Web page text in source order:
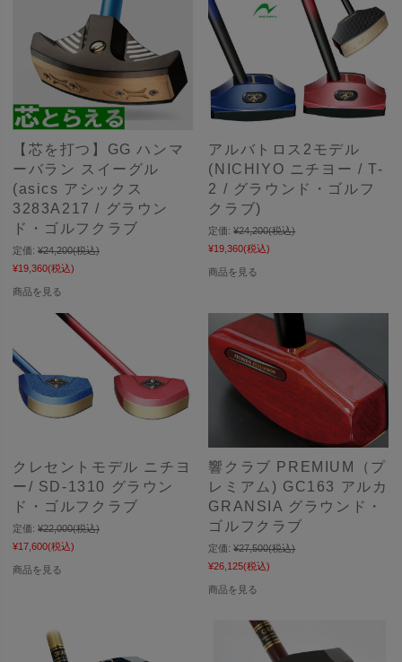
【芯を打つ】GG ハンマ
ーバラン スイーグル
(asics アシックス
3283A217 / グラウン
ド・ゴルフクラブ
定価: ¥24,200(税込)
¥19,360(税込)
商品を見る
アルバトロス2モデル
(NICHIYO ニチヨー / T-
2 / グラウンド・ゴルフ
クラブ)
定価: ¥24,200(税込)
¥19,360(税込)
商品を見る
クレセントモデル ニチヨ
ー/ SD-1310 グラウン
ド・ゴルフクラブ
定価: ¥22,000(税込)
¥17,600(税込)
商品を見る
響クラブ PREMIUM（プ
レミアム) GC163 アルカ
GRANSIA グラウンド・
ゴルフクラブ
定価: ¥27,500(税込)
¥26,125(税込)
商品を見る